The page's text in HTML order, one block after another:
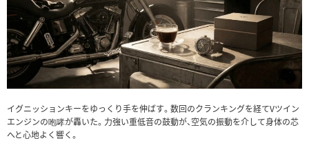
イグニッションキーをゆっくり手を伸ばす。数回のクランキングを経てVツイン
エンジンの咆哮が轟いた。力強い重低音の鼓動が、空気の振動を介して身体の芯
へと心地よく響く。